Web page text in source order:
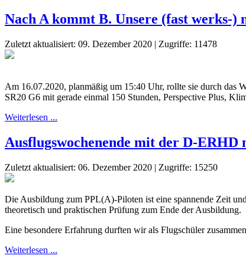
Nach A kommt B. Unsere (fast werks-)
Zuletzt aktualisiert: 09. Dezember 2020 | Zugriffe: 11478
Am 16.07.2020, planmäßig um 15:40 Uhr, rollte sie durch das
SR20 G6 mit gerade einmal 150 Stunden, Perspective Plus,
Weiterlesen ...
Ausflugswochenende mit der D-ERHD
Zuletzt aktualisiert: 06. Dezember 2020 | Zugriffe: 15250
Die Ausbildung zum PPL(A)-Piloten ist eine spannende Zeit
theoretisch und praktischen Prüfung zum Ende der Ausbildung.
Eine besondere Erfahrung durften wir als Flugschüler
Weiterlesen ...